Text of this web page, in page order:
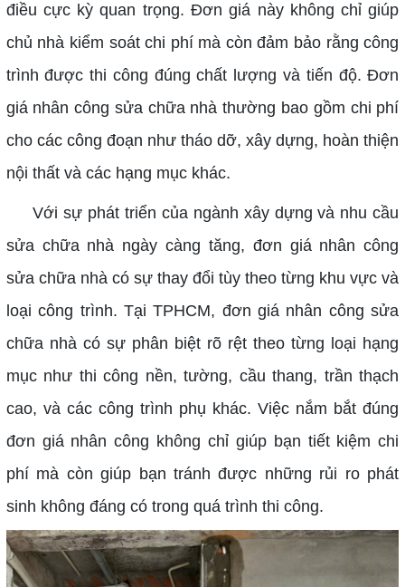
điều cực kỳ quan trọng. Đơn giá này không chỉ giúp
chủ nhà kiểm soát chi phí mà còn đảm bảo rằng công
trình được thi công đúng chất lượng và tiến độ. Đơn
giá nhân công sửa chữa nhà thường bao gồm chi phí
cho các công đoạn như tháo dỡ, xây dựng, hoàn thiện
nội thất và các hạng mục khác.
Với sự phát triển của ngành xây dựng và nhu cầu
sửa chữa nhà ngày càng tăng, đơn giá nhân công
sửa chữa nhà có sự thay đổi tùy theo từng khu vực và
loại công trình. Tại TPHCM, đơn giá nhân công sửa
chữa nhà có sự phân biệt rõ rệt theo từng loại hạng
mục như thi công nền, tường, cầu thang, trần thạch
cao, và các công trình phụ khác. Việc nắm bắt đúng
đơn giá nhân công không chỉ giúp bạn tiết kiệm chi
phí mà còn giúp bạn tránh được những rủi ro phát
sinh không đáng có trong quá trình thi công.